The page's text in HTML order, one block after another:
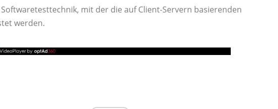
mit der die auf Client-Servern basierenden
werden.